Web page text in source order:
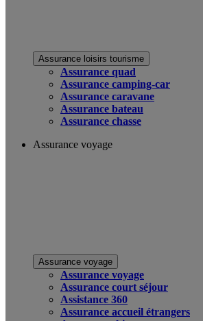
Assurance loisirs tourisme
Assurance quad
Assurance camping-car
Assurance caravane
Assurance bateau
Assurance chasse
Assurance voyage
Assurance voyage
Assurance voyage
Assurance court séjour
Assistance 360
Assurance accueil étrangers